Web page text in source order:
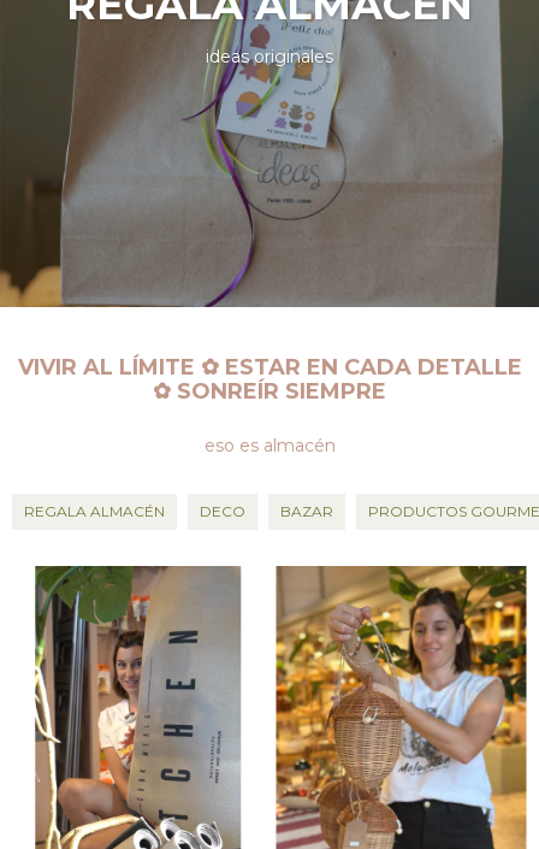
ideas originales
VIVIR AL LÍMITE ✿ ESTAR EN CADA DETALLE
✿ SONREÍR SIEMPRE
eso es almacén
REGALA ALMACÉN DECO BAZAR PRODUCTOS